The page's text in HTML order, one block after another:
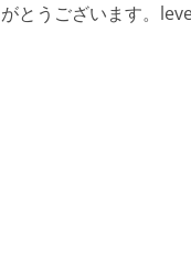
とうございます。